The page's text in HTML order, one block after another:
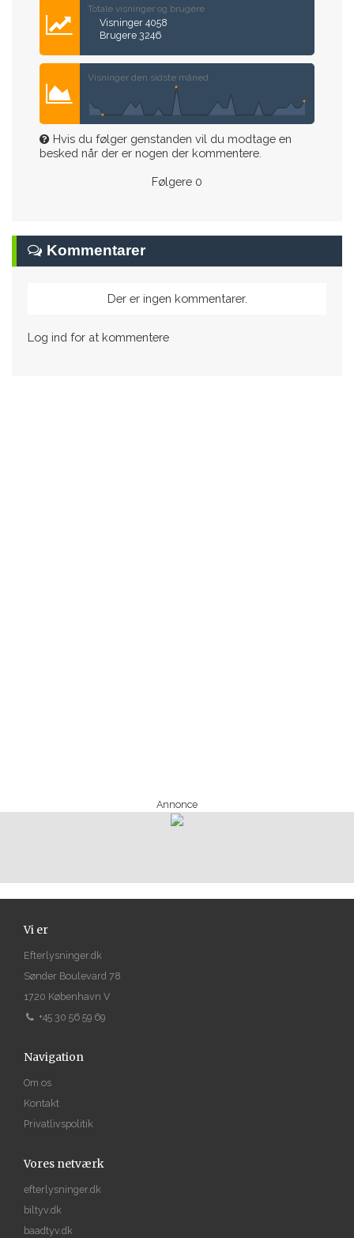
Totale visninger og brugere
Visninger 4058
Brugere 3246
Visninger den sidste måned
Hvis du følger genstanden vil du modtage en
besked når der er nogen der kommentere.
Følgere 0
Kommentarer
Der er ingen kommentarer.
Log ind for at kommentere
Annonce
Vi er
Efterlysninger.dk
Sønder Boulevard 78
1720 København V
+45 30 56 59 69
Navigation
Om os
Kontakt
Privatlivspolitik
Vores netværk
efterlysninger.dk
biltyv.dk
baadtyv.dk